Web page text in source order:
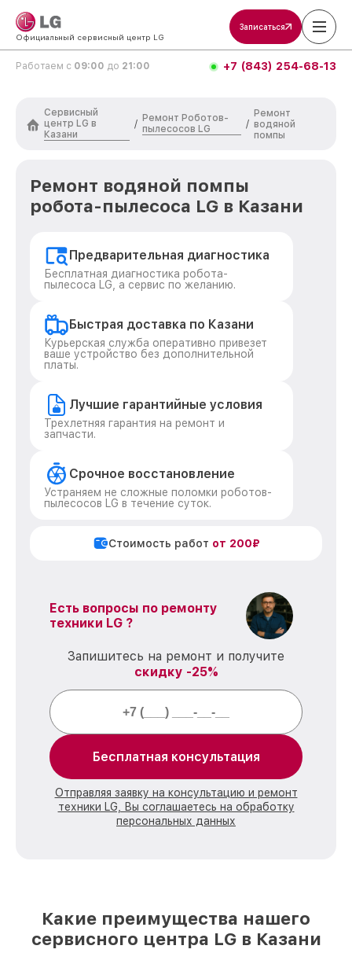
Официальный сервисный центр LG
Записаться
Работаем с 09:00 до 21:00 +7 (843) 254-68-13
Сервисный
центр LG в
Казани
/
Ремонт Роботов-
пылесосов LG
/
Ремонт
водяной
помпы
Ремонт водяной помпы
робота-пылесоса LG в Казани
Предварительная диагностика
Бесплатная диагностика робота-
пылесоса LG, а сервис по желанию.
Быстрая доставка по Казани
Курьерская служба оперативно привезет
ваше устройство без дополнительной
платы.
Лучшие гарантийные условия
Трехлетняя гарантия на ремонт и
запчасти.
Срочное восстановление
Устраняем не сложные поломки роботов-
пылесосов LG в течение суток.
Стоимость работ от 200₽
Есть вопросы по ремонту
техники LG ?
Запишитесь на ремонт и получите
скидку -25%
Бесплатная консультация
Отправляя заявку на консультацию и ремонт
техники LG, Вы соглашаетесь на обработку
персональных данных
Какие преимущества нашего
сервисного центра LG в Казани